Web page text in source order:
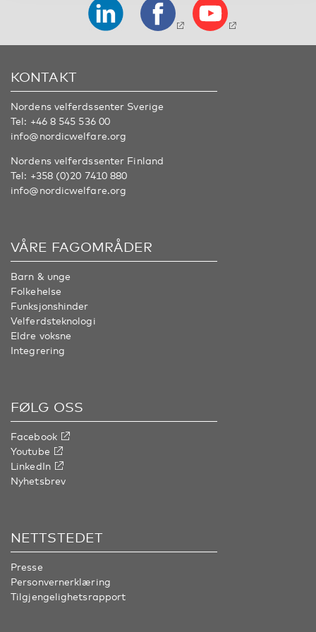
KONTAKT
Nordens velferdssenter Sverige
Tel: +46 8 545 536 00
info@nordicwelfare.org
Nordens velferdssenter Finland
Tel: +358 (0)20 7410 880
info@nordicwelfare.org
VÅRE FAGOMRÅDER
Barn & unge
Folkehelse
Funksjonshinder
Velferdsteknologi
Eldre voksne
Integrering
FØLG OSS
Facebook
Youtube
LinkedIn
Nyhetsbrev
NETTSTEDET
Presse
Personvernerklæring
Tilgjengelighetsrapport